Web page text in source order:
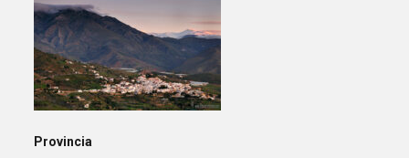
Provincia